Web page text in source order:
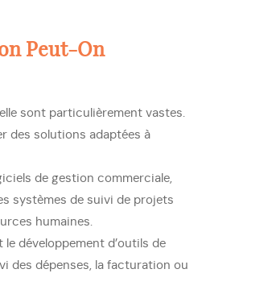
Peut-On
sont particulièrement vastes.
des solutions adaptées à
de gestion commerciale,
systèmes de suivi de projets
humaines.
développement d’outils de
des dépenses, la facturation ou